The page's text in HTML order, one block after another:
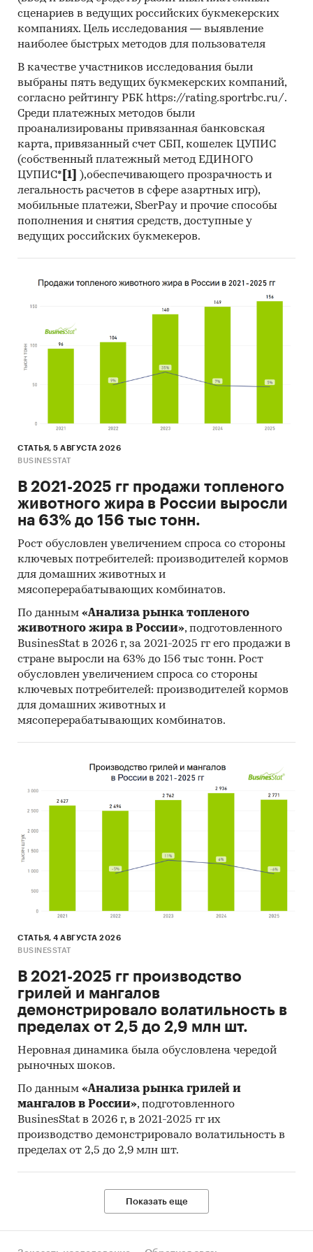
доля импорта на рынке сыров и творога в
натуральном выражении составила 28%, а по
итогам 2014 года доля импорта составила всего
19%, отметим, что в 2015 году тенденция
сохранится, импорт продолжит свое
сокращение и доля на рынке уменьшится до
***%, при общем спаде объемов рынка.
ИНФОРМАЦИОННАЯ БАЗА
• Федеральная служба государственной
статистики РФ (Росстат)
• Федеральная таможенная служба РФ (ФТС РФ)
• Данные Министерства сельского хозяйства
• Данные Министерства экономического
развития
• Средства массовой информации
(периодические издания, отраслевые журналы:
национальные, региональные, местные)
• Электронные источники (базы данных,
интернет - ресурсы)
• Собственные базы данных «Эвентус
В отчете приведены 40 диаграмм и 62 таблиц.
Категории: Потребительские товары
Кисломолочные продукты
продукты / Сыр
Промышленность / ... /
Кисломолочные
продукты / Творог
продукты / Сыр
Россия
сценариев в ведущих российских букмекерских
компаниях. Цель исследования — выявление
наиболее быстрых методов для пользователя
В качестве участников исследования были
выбраны пять ведущих букмекерских компаний,
согласно рейтингу РБК https://rating.sportrbc.ru/.
Среди платежных методов были
проанализированы привязанная банковская
карта, привязанный счет СБП, кошелек ЦУПИС
(собственный платежный метод ЕДИНОГО
ЦУПИС* [1]
),обеспечивающего прозрачность и
легальность расчетов в сфере азартных игр),
мобильные платежи, SberPay и прочие способы
пополнения и снятия средств, доступные у
ведущих российских букмекеров.
СТАТЬЯ, 5 АВГУСТА 2026
BUSINESSTAT
В 2021-2025 гг продажи топленого
животного жира в России выросли
на 63% до 156 тыс тонн.
Рост обусловлен увеличением спроса со стороны
ключевых потребителей: производителей кормов
для домашних животных и
мясоперерабатывающих комбинатов.
По данным «Анализа рынка топленого
животного жира в России», подготовленного
BusinesStat в 2026 г, за 2021-2025 гг его продажи в
стране выросли на 63% до 156 тыс тонн. Рост
обусловлен увеличением спроса со стороны
ключевых потребителей: производителей кормов
для домашних животных и
мясоперерабатывающих комбинатов.
СТАТЬЯ, 4 АВГУСТА 2026
BUSINESSTAT
В 2021-2025 гг производство
грилей и мангалов
демонстрировало волатильность в
пределах от 2,5 до 2,9 млн шт.
Неровная динамика была обусловлена чередой
рыночных шоков.
По данным «Анализа рынка грилей и
мангалов в России», подготовленного
BusinesStat в 2026 г, в 2021-2025 гг их
производство демонстрировало волатильность в
пределах от 2,5 до 2,9 млн шт.
Показать еще